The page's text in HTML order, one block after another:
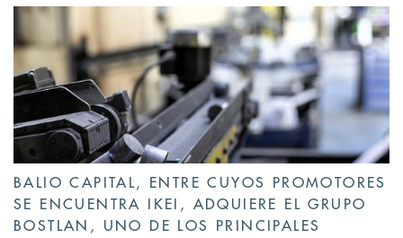
BALIO CAPITAL, ENTRE CUYOS PROMOTORES
SE ENCUENTRA IKEI, ADQUIERE EL GRUPO
BOSTLAN, UNO DE LOS PRINCIPALES